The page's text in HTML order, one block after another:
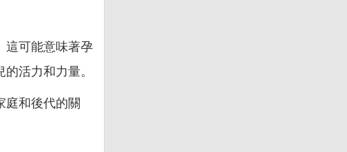
這可能意味著孕
活力和力量。
庭和後代的關